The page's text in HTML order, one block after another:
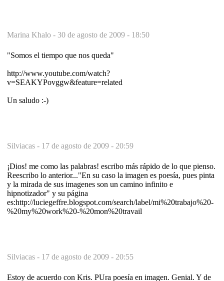
Marina Khalo - 30 de agosto de 2009 - 18:50
"Somos el tiempo que nos queda"
http://www.youtube.com/watch?
v=SEAKYPovggw&feature=related
Un saludo :-)
Silviacas - 17 de agosto de 2009 - 20:59
¡Dios! me como las palabras! escribo más rápido de lo que pienso.
Reescribo lo anterior..."En su caso la imagen es poesía, pues pinta
y la mirada de sus imagenes son un camino infinito e
hipnotizador" y su página
es:http://luciegeffre.blogspot.com/search/label/mi%20trabajo%20-
%20my%20work%20-%20mon%20travail
Silviacas - 17 de agosto de 2009 - 20:55
Estoy de acuerdo con Kris. PUra poesía en imagen. Genial. Y de